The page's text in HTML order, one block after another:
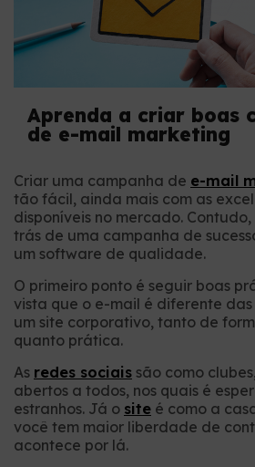
Aprenda a criar boas
de e-mail marketing
Criar uma campanha de e-mail
tão fácil, ainda mais com as
disponíveis no mercado.
trás de uma campanha de
um software de qualidade.
O primeiro ponto é seguir boas
vista que o e-mail é diferente
um site corporativo, tanto de
quanto prática.
As redes sociais são como
abertos a todos, nos quais é
estranhos. Já o site é como a
você tem maior liberdade de
acontece por lá.